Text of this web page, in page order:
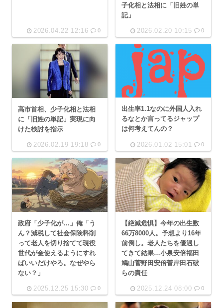
2026.04.22 12:16 0
子化相と法相に「旧姓の単
記」
2026.02.20 10:15 0
高市首相、少子化相と法相
に「旧姓の単記」実現に向
けた検討を指示
2026.02.19 19:18 0
出生率1.1なのに外国人入れ
るなとか言ってるジャップ
は何考えてんの？
2026.01.02 15:01 0
政府「少子化が…」俺「う
ん？減税して社会保険料削
って老人を切り捨てて現役
世代が金使えるようにすれ
ばいいだけやろ。なぜやら
ない？」
2025.12.25 15:30 0
【絶滅危惧】今年の出生数
66万8000人。予想より16年
前倒し。老人たちを優遇し
てきて結果…小泉安倍福田
鳩山菅野田安倍菅岸田石破
らの責任
2025.12.24 08:00 0